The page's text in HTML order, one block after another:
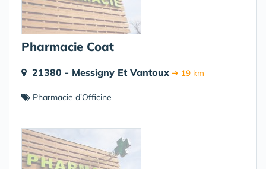
Pharmacie Coat
21380 - Messigny Et Vantoux ➔ 19 km
Pharmacie d'Officine